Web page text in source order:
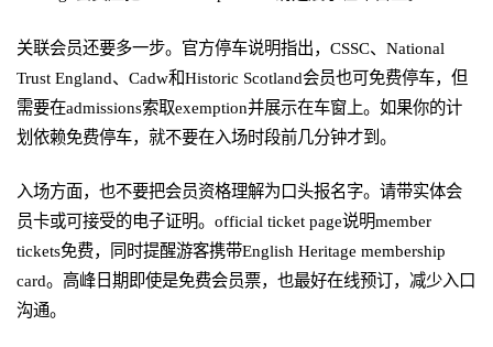
关联会员还要多一步。官方停车说明指出，CSSC、National
Trust England、Cadw和Historic Scotland会员也可免费停车，但
需要在admissions索取exemption并展示在车窗上。如果你的计
划依赖免费停车，就不要在入场时段前几分钟才到。
入场方面，也不要把会员资格理解为口头报名字。请带实体会
员卡或可接受的电子证明。official ticket page说明member
tickets免费，同时提醒游客携带English Heritage membership
card。高峰日期即使是免费会员票，也最好在线预订，减少入口
沟通。